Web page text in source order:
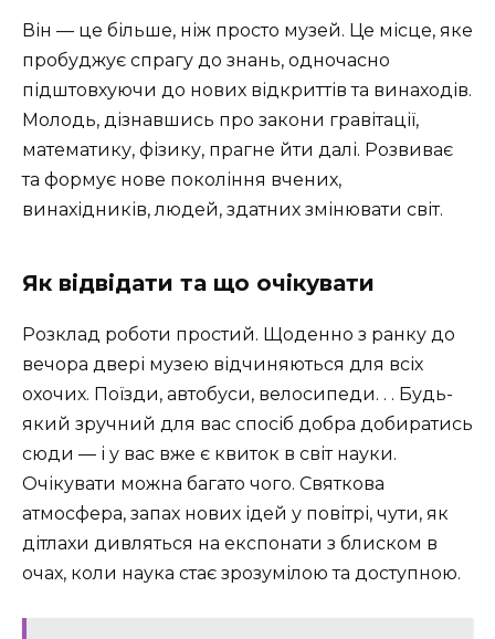
Він — це більше, ніж просто музей. Це місце, яке
пробуджує спрагу до знань, одночасно
підштовхуючи до нових відкриттів та винаходів.
Молодь, дізнавшись про закони гравітації,
математику, фізику, прагне йти далі. Розвиває
та формує нове покоління вчених,
винахідників, людей, здатних змінювати світ.
Як відвідати та що очікувати
Розклад роботи простий. Щоденно з ранку до
вечора двері музею відчиняються для всіх
охочих. Поїзди, автобуси, велосипеди. . . Будь-
який зручний для вас спосіб добра добиратись
сюди — і у вас вже є квиток в світ науки.
Очікувати можна багато чого. Святкова
атмосфера, запах нових ідей у повітрі, чути, як
дітлахи дивляться на експонати з блиском в
очах, коли наука стає зрозумілою та доступною.